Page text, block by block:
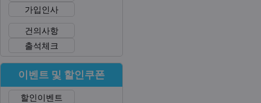
가입인사
건의사항
출석체크
이벤트 및 할인쿠폰
할인이벤트